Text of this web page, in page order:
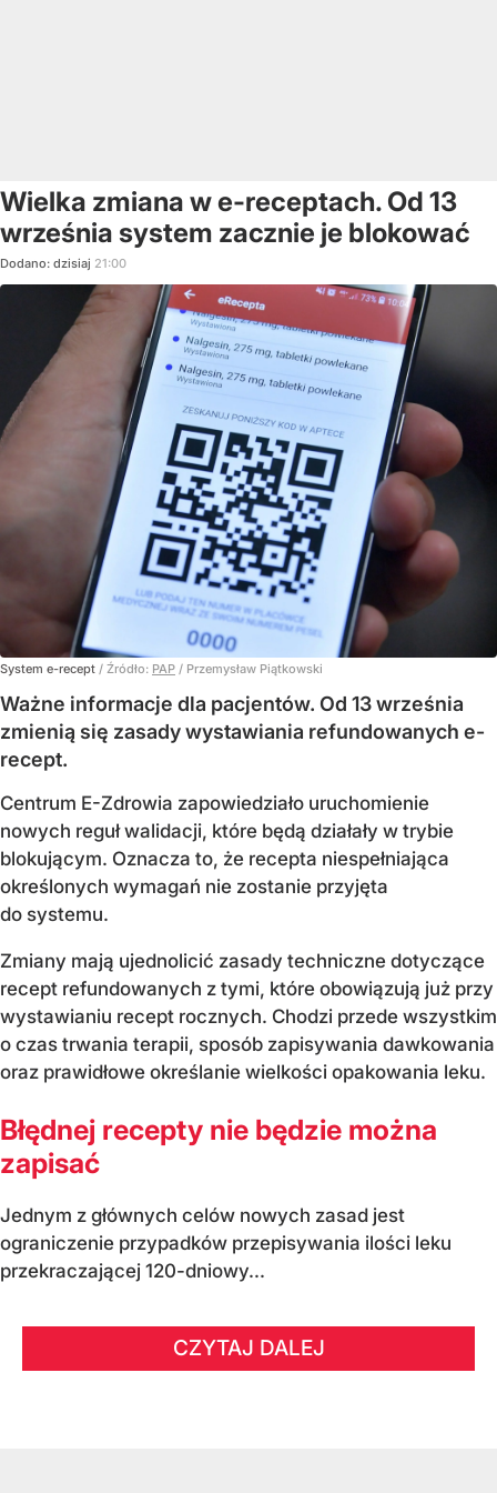
Wielka zmiana w e-receptach. Od 13
września system zacznie je blokować
Dodano: dzisiaj 21:00
System e-recept / Źródło: PAP / Przemysław Piątkowski
Ważne informacje dla pacjentów. Od 13 września
zmienią się zasady wystawiania refundowanych e-
recept.
Centrum E-Zdrowia zapowiedziało uruchomienie
nowych reguł walidacji, które będą działały w trybie
blokującym. Oznacza to, że recepta niespełniająca
określonych wymagań nie zostanie przyjęta
do systemu.
Zmiany mają ujednolicić zasady techniczne dotyczące
recept refundowanych z tymi, które obowiązują już przy
wystawianiu recept rocznych. Chodzi przede wszystkim
o czas trwania terapii, sposób zapisywania dawkowania
oraz prawidłowe określanie wielkości opakowania leku.
Błędnej recepty nie będzie można
zapisać
Jednym z głównych celów nowych zasad jest
ograniczenie przypadków przepisywania ilości leku
przekraczającej 120-dniowy...
CZYTAJ DALEJ